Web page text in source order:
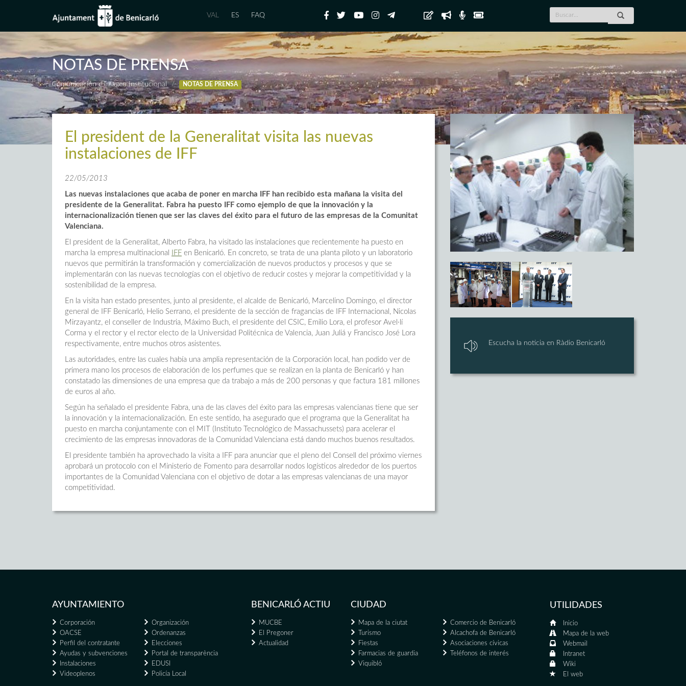
VAL ES FAQ
NOTAS DE PRENSA
Comunicación e Imagen Institucional NOTAS DE PRENSA
El president de la Generalitat visita las nuevas
instalaciones de IFF
22/05/2013
Las nuevas instalaciones que acaba de poner en marcha IFF han recibido esta mañana la visita del
presidente de la Generalitat. Fabra ha puesto IFF como ejemplo de que la innovación y la
internacionalización tienen que ser las claves del éxito para el futuro de las empresas de la Comunitat
Valenciana.
El president de la Generalitat, Alberto Fabra, ha visitado las instalaciones que recientemente ha puesto en
marcha la empresa multinacional
IFF en Benicarló. En concreto, se trata de una planta piloto y un laboratorio
nuevos que permitirán la transformación y comercialización de nuevos productos y procesos y que se
implementarán con las nuevas tecnologías con el objetivo de reducir costes y mejorar la competitividad y la
sostenibilidad de la empresa.
En la visita han estado presentes, junto al presidente, el alcalde de Benicarló, Marcelino Domingo, el director
general de IFF Benicarló, Helio Serrano, el presidente de la sección de fragancias de IFF Internacional, Nicolas
Mirzayantz, el conseller de Industria, Máximo Buch, el presidente del CSIC, Emilio Lora, el profesor Avel·lí
Corma y el rector y el rector electo de la Universidad Politécnica de Valencia, Juan Juliá y Francisco José Lora
respectivamente, entre muchos otros asistentes.
Las autoridades, entre las cuales había una amplia representación de la Corporación local, han podido ver de
primera mano los procesos de elaboración de los perfumes que se realizan en la planta de Benicarló y han
constatado las dimensiones de una empresa que da trabajo a más de 200 personas y que factura 181 millones
de euros al año.
Según ha señalado el presidente Fabra, una de las claves del éxito para las empresas valencianas tiene que ser
la innovación y la internacionalización. En este sentido, ha asegurado que el programa que la Generalitat ha
puesto en marcha conjuntamente con el MIT (Instituto Tecnológico de Massachussets) para acelerar el
crecimiento de las empresas innovadoras de la Comunidad Valenciana está dando muchos buenos resultados.
El presidente también ha aprovechado la visita a IFF para anunciar que el pleno del Consell del próximo viernes
aprobará un protocolo con el Ministerio de Fomento para desarrollar nodos logísticos alrededor de los puertos
importantes de la Comunidad Valenciana con el objetivo de dotar a las empresas valencianas de una mayor
competitividad.
Escucha la noticia en Ràdio Benicarló
AYUNTAMIENTO
Corporación
Organización
OACSE
Ordenanzas
Perfil del contratante
Elecciones
Ayudas y subvenciones
Portal de transparència
Instalaciones
EDUSI
Videoplenos
Policía Local
BENICARLÓ ACTIU
MUCBE
El Pregoner
Actualidad
CIUDAD
Mapa de la ciutat
Comercio de Benicarló
Turismo
Alcachofa de Benicarló
Fiestas
Asociaciones cívicas
Farmacias de guardia
Teléfonos de interés
Viquibló
UTILIDADES
Inicio
Mapa de la web
Webmail
Intranet
Wiki
El web